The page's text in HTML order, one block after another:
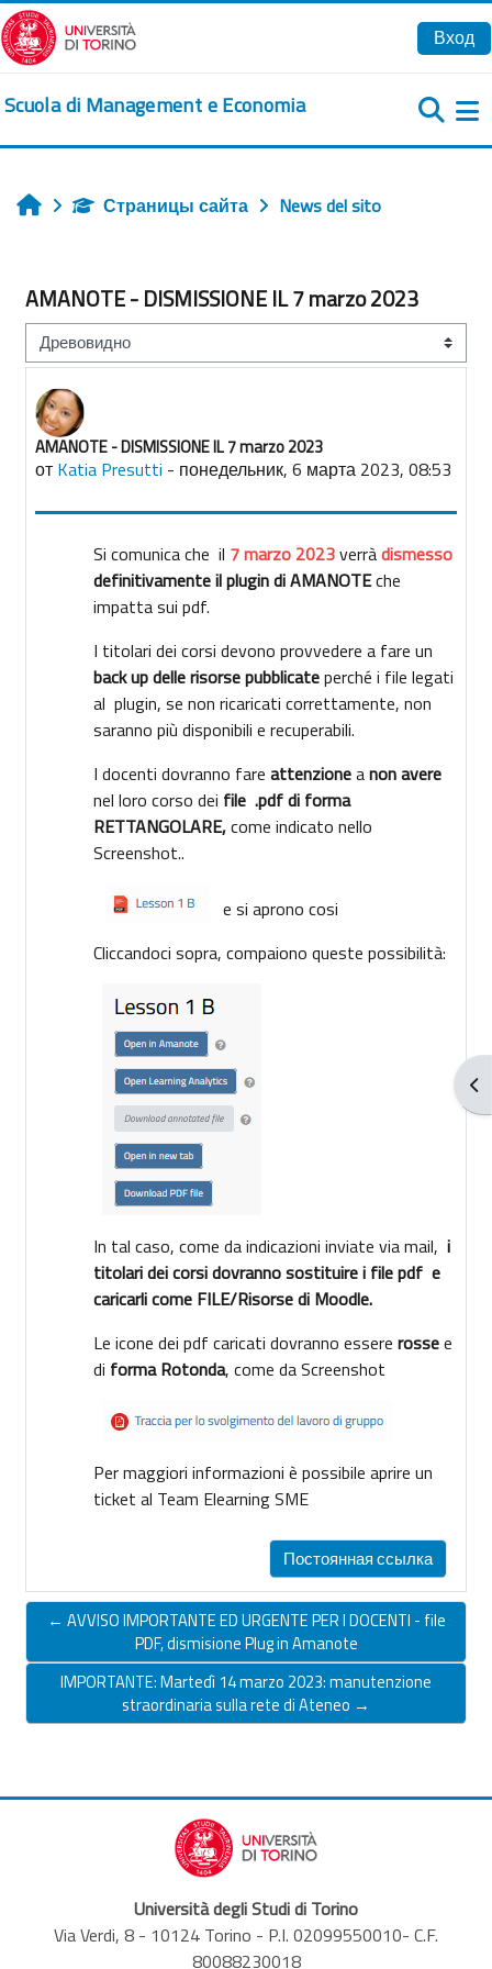
Перейти к основному содержанию
Вход
Scuola di Management e Economia
ГлавнаяСтраницы сайта News del sito
AMANOTE - DISMISSIONE IL 7 marzo 2023
Режим отображения
AMANOTE - DISMISSIONE IL 7 marzo 2023
от Katia Presutti - понедельник, 6 марта 2023, 08:53
Количество ответов: 0
Si comunica che il 7 marzo 2023verràdismesso
definitivamente il plugin di AMANOTEche
impatta sui pdf.
I titolari dei corsi devono provvedere a fare un
back up delle risorse pubblicateperché i file legati
al plugin, se non ricaricati correttamente, non
saranno più disponibili e recuperabili.
I docenti dovranno fare attenzioneanon avere
nel loro corso dei file .pdf di forma
RETTANGOLARE,come indicato nello
Screenshot..
e si aprono cosi
Cliccandoci sopra, compaiono queste possibilità:
In tal caso, come da indicazioni inviate via mail, i
titolari dei corsi dovranno sostituire i file pdf e
caricarli come FILE/Risorse di Moodle.
Le icone dei pdf caricati dovranno essere rossee
di formaRotonda, come da Screenshot
Per maggiori informazioni è possibile aprire un
ticket al Team Elearning SME
Постоянная ссылка
← AVVISO IMPORTANTE ED URGENTE PER I DOCENTI - file
PDF, dismisione Plug in Amanote
IMPORTANTE: Martedì 14 marzo 2023: manutenzione
straordinaria sulla rete di Ateneo →
Università degli Studi di Torino
Via Verdi, 8 - 10124 Torino - P.I. 02099550010- C.F.
80088230018